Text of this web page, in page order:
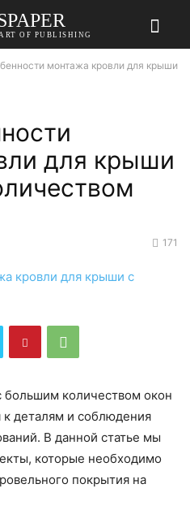
OF PUBLISHING
монтажа кровли для крыши
для крыши
171
количеством окон
к деталям и соблюдения
В данной статье мы
которые необходимо
покрытия на